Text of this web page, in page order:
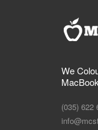
We
(035) 622